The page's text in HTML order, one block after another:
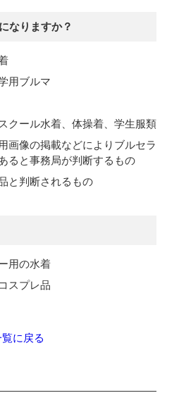
なりますか？
用ブルマ
クール水着、体操着、学生服類
画像の掲載などによりブルセラ
ると事務局が判断するもの
と判断されるもの
用の水着
スプレ品
に戻る